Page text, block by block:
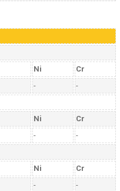
Ni
Cr
-
-
Ni
Cr
-
-
Ni
Cr
-
-